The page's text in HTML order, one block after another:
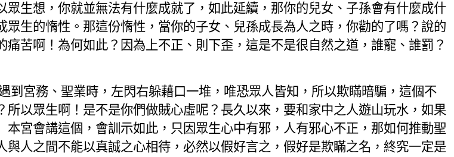
眾生想，你就並無法有什麼成就了，如此延續，那你的兒女、子孫會有什麼成什
生的惰性。那這份惰性，當你的子女、兒孫成長為人之時，你勸的了嗎？說的
苦啊！為何如此？因為上不正、則下歪，這是不是很自然之道， 誰寵、誰罰？
到宮務、聖業時，左閃右躲藉口一堆，唯恐眾人皆知，所以欺瞞暗騙，這個不
以眾生啊！是不是你們做賊心虛呢？長久以來，要和家中之人遊山玩水，如果
宮會講這個，會訓示如此，只因眾生心中有邪，人有邪心不正，那如何推動聖
之間不能以真誠之心相待，必然以假好言之，假好是欺瞞之名，終究一定是